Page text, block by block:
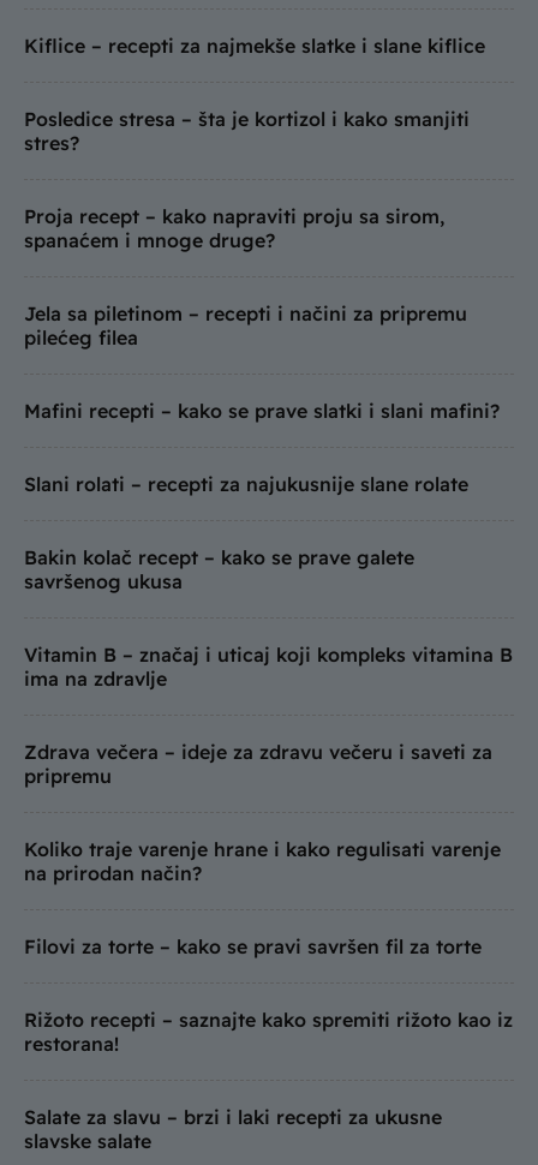
Kiflice – recepti za najmekše slatke i slane kiflice
Posledice stresa – šta je kortizol i kako smanjiti
stres?
Proja recept – kako napraviti proju sa sirom,
spanaćem i mnoge druge?
Jela sa piletinom – recepti i načini za pripremu
pilećeg filea
Mafini recepti – kako se prave slatki i slani mafini?
Slani rolati – recepti za najukusnije slane rolate
Bakin kolač recept – kako se prave galete
savršenog ukusa
Vitamin B – značaj i uticaj koji kompleks vitamina B
ima na zdravlje
Zdrava večera – ideje za zdravu večeru i saveti za
pripremu
Koliko traje varenje hrane i kako regulisati varenje
na prirodan način?
Filovi za torte – kako se pravi savršen fil za torte
Rižoto recepti – saznajte kako spremiti rižoto kao iz
restorana!
Salate za slavu – brzi i laki recepti za ukusne
slavske salate